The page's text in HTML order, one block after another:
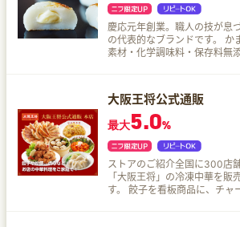
慶応元年創業。職人の技が息
の代表的なブランドです。 かまぼこはすべて天然
素材・化学調味料・保存料無
大阪王将公式通販
最大5.0%
ストアのご紹介全国に300店
「大阪王将」の冷凍中華を販
す。 餃子を看板商品に、チャーハン、点心、炒め